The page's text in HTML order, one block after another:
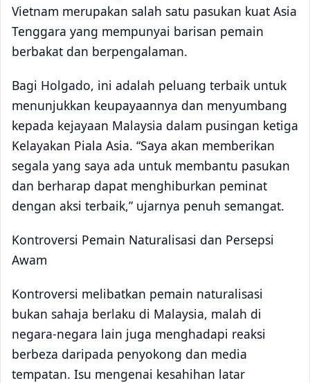
Vietnam merupakan salah satu pasukan kuat Asia
Tenggara yang mempunyai barisan pemain
berbakat dan berpengalaman.
Bagi Holgado, ini adalah peluang terbaik untuk
menunjukkan keupayaannya dan menyumbang
kepada kejayaan Malaysia dalam pusingan ketiga
Kelayakan Piala Asia. “Saya akan memberikan
segala yang saya ada untuk membantu pasukan
dan berharap dapat menghiburkan peminat
dengan aksi terbaik,” ujarnya penuh semangat.
Kontroversi Pemain Naturalisasi dan Persepsi
Awam
Kontroversi melibatkan pemain naturalisasi
bukan sahaja berlaku di Malaysia, malah di
negara-negara lain juga menghadapi reaksi
berbeza daripada penyokong dan media
tempatan. Isu mengenai kesahihan latar